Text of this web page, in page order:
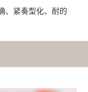
、紧奏型化、耐的